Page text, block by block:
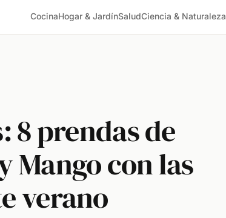
CocinaHogar & JardínSaludCiencia & Naturaleza
8 prendas de
Mango con las
verano